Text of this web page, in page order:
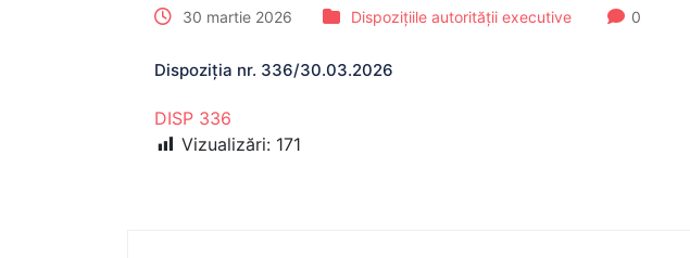
30 martie 2026 Dispozițiile autorității executive 0
Dispoziția nr. 336/30.03.2026
DISP 336
Vizualizări: 171